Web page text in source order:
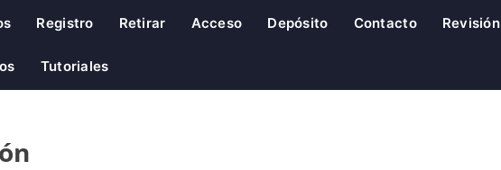
Registro Retirar Acceso Depósito Contacto Revisión
Tutoriales